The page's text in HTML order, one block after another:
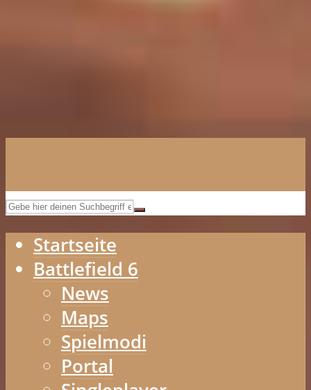
Startseite
Battlefield 6
News
Maps
Spielmodi
Portal